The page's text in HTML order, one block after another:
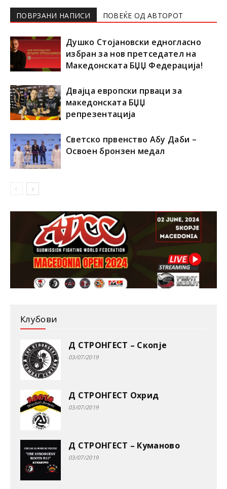
ПОВРЗАНИ НАПИСИ ПОВЕЌЕ ОД АВТОРОТ
Душко Стојановски едногласно
избран за нов претседател на
Македонската БЏЏ Федерација!
Двајца европски прваци за
македонската БЏЏ
репрезентација
Светско првенство Абу Даби –
Освоен бронзен медал
Клубови
Д СТРОНГЕСТ – Скопје
03/07/2019
Д СТРОНГЕСТ Охрид
03/07/2019
Д СТРОНГЕСТ – Куманово
03/07/2019